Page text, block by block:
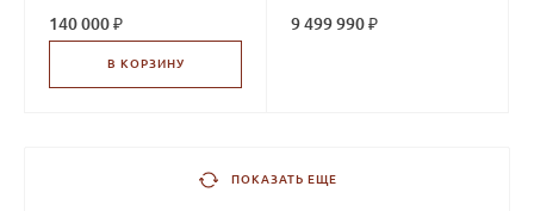
140 000 ₽
В КОРЗИНУ
9 499 990 ₽
ПОКАЗАТЬ ЕЩЕ